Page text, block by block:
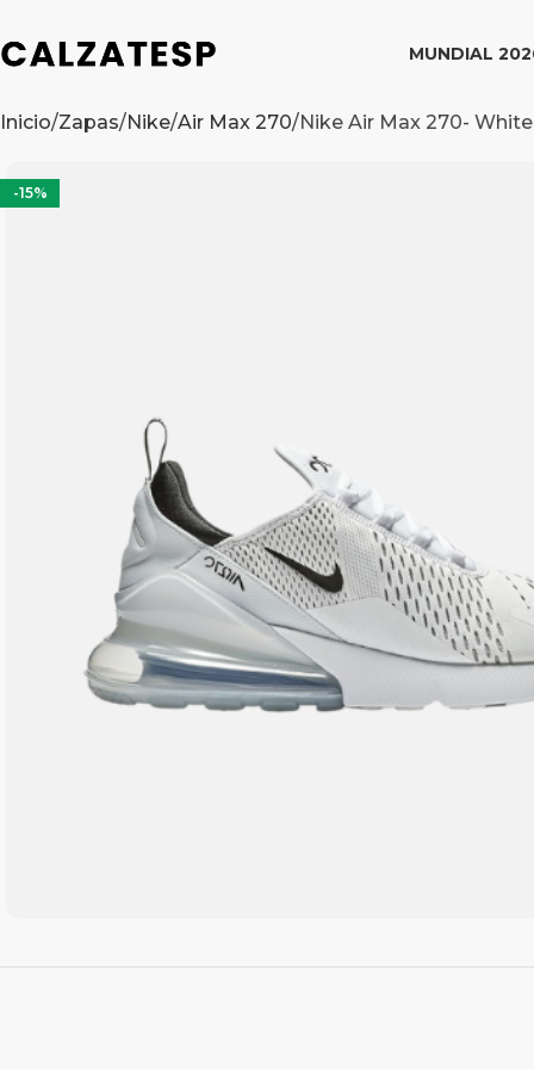
MUNDIAL
Inicio Zapas Nike Air Max 270 Nike Air Max 270-
-15%